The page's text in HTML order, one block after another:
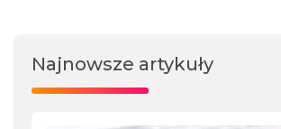
Najnowsze artykuły